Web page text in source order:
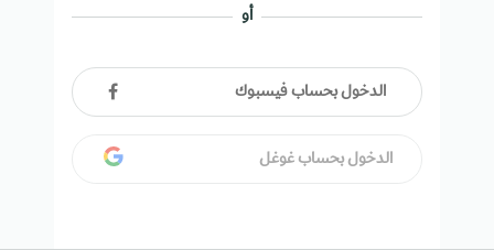
أو
الدخول بحساب فيسبوك
الدخول بحساب غوغل